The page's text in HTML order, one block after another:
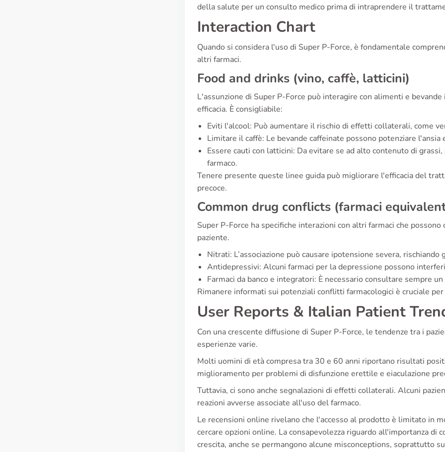
della salute per un consulto medico prima di intraprendere il
Interaction Chart
Quando si considera l'uso di Super P-Force, è fondamentale
altri farmaci.
Food and drinks (vino, caffè, latticini)
L'assunzione di Super P-Force può interagire con alimenti e
efficacia. È consigliabile:
Eviti l'alcool: Può aumentare il rischio di effetti collaterali, come
Limitare il caffè: Le bevande caffeinate possono potenziare
Essere cauti con latticini: Da evitare se ad alto contenuto di
farmaco.
Tenere presente queste linee guida può migliorare l'efficacia del
precoce.
Common drug conflicts (farmaci
Super P-Force ha specifiche interazioni con altri farmaci che
paziente.
Nitrati: L’associazione può causare ipotensione severa, rischiando
Antidepressivi: Alcuni farmaci per la depressione possono
Farmaci da banco e integratori: È necessario consultare sempre
Rimanere informati sui potenziali conflitti farmacologici è cruciale
User Reports & Italian Patient
Con una crescente diffusione di Super P-Force, le tendenze tra i
esperienze varie.
Molti uomini di età compresa tra 30 e 60 anni riportano risultati
miglioramento per problemi di disfunzione erettile e eiaculazione
Tuttavia, ci sono anche segnalazioni di effetti collaterali. Alcuni
reazioni avverse associate all'uso del farmaco.
Le recensioni online rivelano che l'accesso al prodotto è limitato in
cercare opzioni online. La consapevolezza riguardo all'importanza di
crescita, anche se permangono alcune misconceptions, soprattutto